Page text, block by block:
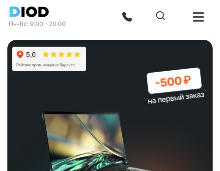
Пн-Вс: 9:00 - 20:00